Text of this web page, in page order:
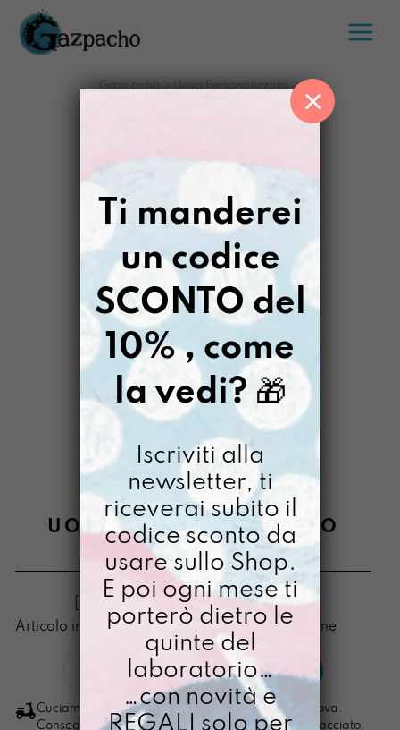
Salta
contenuto
Gazpacho > Uovo Personalizzato
UOVO PERSONALIZZATO
€ 98,00
[ Zaino pc max 13": 30 x 23 x 12 cm ]
Articolo in preordine disponibile in 3/4 settimane
Personalizzato
quantità
LO VOGLIO
Cuciamo ogni ordine nel nostro laboratorio di Padova.
Consegna in 4/5 giorni lavorativi, pacco sempre tracciato.
Ti manderei
un codice
SCONTO del
10% , come
la vedi? 🎁
Iscriviti alla
newsletter, ti
riceverai subito il
codice sconto da
usare sullo Shop.
E poi ogni mese ti
porterò dietro le
quinte del
laboratorio…
…con novità e
REGALI solo per
×